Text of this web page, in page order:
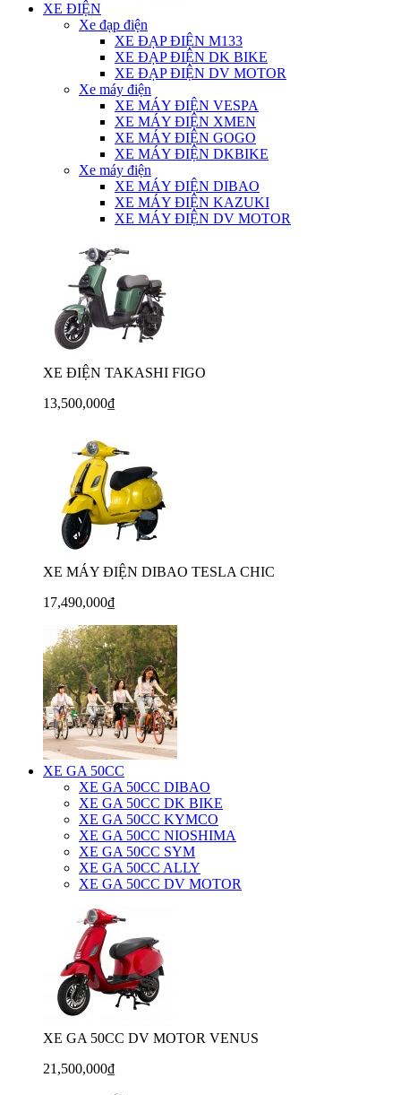
XE ĐIỆN
Xe đạp điện
XE ĐẠP ĐIỆN M133
XE ĐẠP ĐIỆN DK BIKE
XE ĐẠP ĐIỆN DV MOTOR
Xe máy điện
XE MÁY ĐIỆN VESPA
XE MÁY ĐIỆN XMEN
XE MÁY ĐIỆN GOGO
XE MÁY ĐIỆN DKBIKE
Xe máy điện
XE MÁY ĐIỆN DIBAO
XE MÁY ĐIỆN KAZUKI
XE MÁY ĐIỆN DV MOTOR
XE ĐIỆN TAKASHI FIGO
13,500,000₫
XE MÁY ĐIỆN DIBAO TESLA CHIC
17,490,000₫
XE GA 50CC
XE GA 50CC DIBAO
XE GA 50CC DK BIKE
XE GA 50CC KYMCO
XE GA 50CC NIOSHIMA
XE GA 50CC SYM
XE GA 50CC ALLY
XE GA 50CC DV MOTOR
XE GA 50CC DV MOTOR VENUS
21,500,000₫